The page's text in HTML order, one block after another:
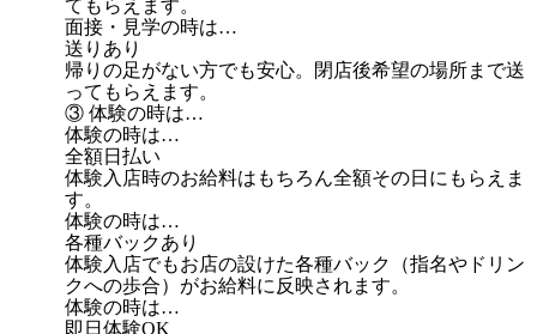
てもらえます。
面接・見学の時は…
送りあり
帰りの足がない方でも安心。閉店後希望の場所まで送
ってもらえます。
③ 体験の時は…
体験の時は…
全額日払い
体験入店時のお給料はもちろん全額その日にもらえま
す。
体験の時は…
各種バックあり
体験入店でもお店の設けた各種バック（指名やドリン
クへの歩合）がお給料に反映されます。
体験の時は…
即日体験OK